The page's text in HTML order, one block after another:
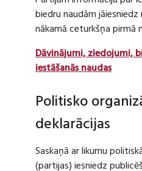
biedru naudām
nākamā ceturkšņa pirmā
Dāvinājumi, ziedojumi,
iestāšanās naudas
Politisko
deklarācijas
Saskaņā ar likumu
(partijas) iesniedz